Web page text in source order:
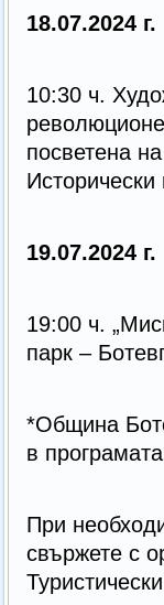
18.07.2024 г.
10:30 ч.
посветена
19.07.2024 г.
19:00 ч.
парк –
*Община
в
При
свържете с